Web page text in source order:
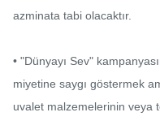
azminata tabi olacaktır.
• "Dünyayı Sev"
miyetine saygı göstermek
uvalet malzemelerinin veya